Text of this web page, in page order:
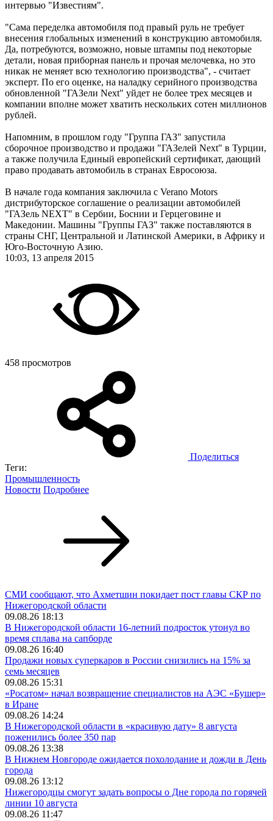
интервью "Известиям".
"Сама переделка автомобиля под правый руль не требует
внесения глобальных изменений в конструкцию автомобиля.
Да, потребуются, возможно, новые штампы под некоторые
детали, новая приборная панель и прочая мелочевка, но это
никак не меняет всю технологию производства", - считает
эксперт. По его оценке, на наладку серийного производства
обновленной "ГАЗели Next" уйдет не более трех месяцев и
компании вполне может хватить нескольких сотен миллионов
рублей.
Напомним, в прошлом году "Группа ГАЗ" запустила
сборочное производство и продажи "ГАЗелей Next" в Турции,
а также получила Единый европейский сертификат, дающий
право продавать автомобиль в странах Евросоюза.
В начале года компания заключила с Verano Motors
дистрибуторское соглашение о реализации автомобилей
"ГАЗель NEXT" в Сербии, Боснии и Герцеговине и
Македонии. Машины "Группы ГАЗ" также поставляются в
страны СНГ, Центральной и Латинской Америки, в Африку и
Юго-Восточную Азию.
10:03, 13 апреля 2015
458 просмотров
Поделиться
Теги:
Промышленность
Новости Подробнее
СМИ сообщают, что Ахметшин покидает пост главы СКР по
Нижегородской области
09.08.26 18:13
В Нижегородской области 16-летний подросток утонул во
время сплава на сапборде
09.08.26 16:40
Продажи новых суперкаров в России снизились на 15% за
семь месяцев
09.08.26 15:31
«Росатом» начал возвращение специалистов на АЭС «Бушер»
в Иране
09.08.26 14:24
В Нижегородской области в «красивую дату» 8 августа
поженились более 350 пар
09.08.26 13:38
В Нижнем Новгороде ожидается похолодание и дожди в День
города
09.08.26 13:12
Нижегородцы смогут задать вопросы о Дне города по горячей
линии 10 августа
09.08.26 11:47